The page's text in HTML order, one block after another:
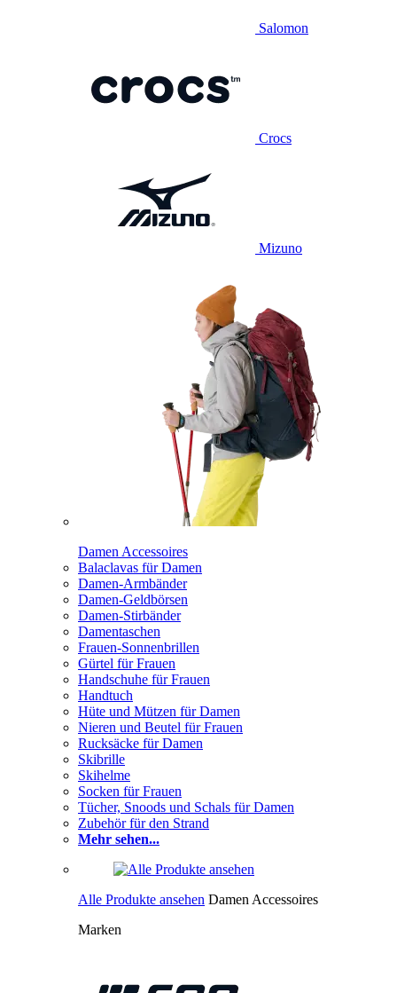
Salomon
Crocs
Mizuno
Damen Accessoires
Balaclavas für Damen
Damen-Armbänder
Damen-Geldbörsen
Damen-Stirbänder
Damentaschen
Frauen-Sonnenbrillen
Gürtel für Frauen
Handschuhe für Frauen
Handtuch
Hüte und Mützen für Damen
Nieren und Beutel für Frauen
Rucksäcke für Damen
Skibrille
Skihelme
Socken für Frauen
Tücher, Snoods und Schals für Damen
Zubehör für den Strand
Mehr sehen...
Alle Produkte ansehen Damen Accessoires
Marken